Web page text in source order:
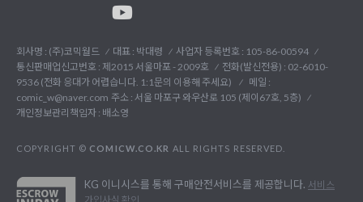
회사명 : (주)코믹월드 대표 : 박대령
사업자 등록번호 : 105-86-00594
통신판매업신고번호 : 제2015 서울마포 - 2009호
전화(발신전용) : 02-6010-
9536 (전화 응대가 어렵습니다. 1:1문의 이용해 주세요)
메일 :
comic_w@naver.com 주소 : 서울 마포구 와우산로 105 (제이67호, 5층)
개인정보관리책임자 : 배소영
COPYRIGHT © COMICW.CO.KR ALL RIGHTS RESERVED.
KG 이니시스를 통해 구매안전서비스를 제공합니다. 서비스